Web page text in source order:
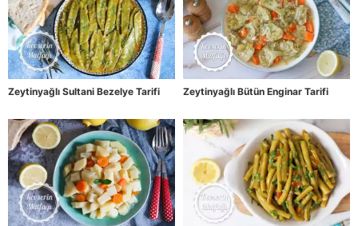
Zeytinyağlı Sultani Bezelye Tarifi Zeytinyağlı Bütün Enginar Tarifi